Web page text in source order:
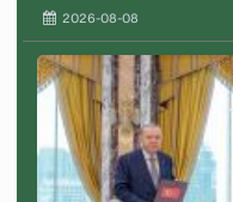
2026-08-08